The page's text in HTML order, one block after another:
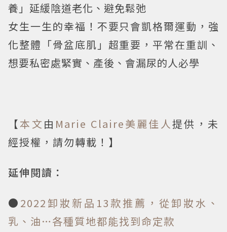
養」延緩陰道老化、避免鬆弛
女生一生的幸福！不要只會凱格爾運動，強
化整體「骨盆底肌」超重要，平常在重訓、
想要私密處緊實、產後、會漏尿的人必學
【本文 由 Marie Claire美麗佳人提供，未
經授權，請勿轉載！】
延伸閱讀：
● 2022卸妝新品13款推薦，從卸妝水、
乳、油…各種質地都能找到命定款